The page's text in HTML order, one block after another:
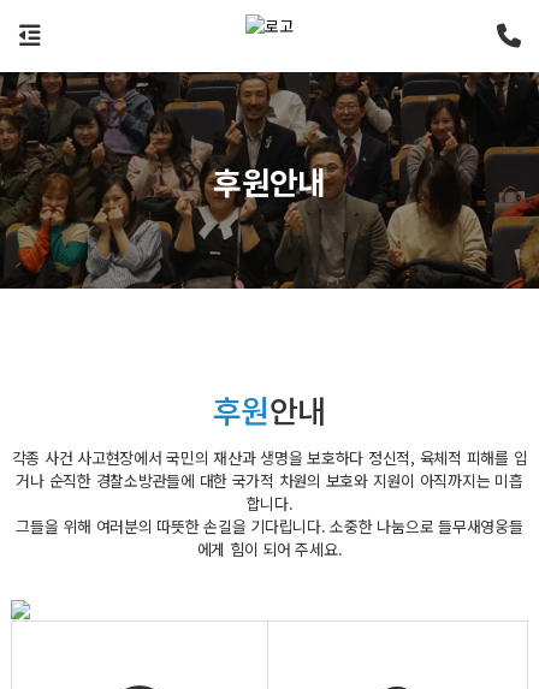
후원안내
후원안내
각종 사건 사고현장에서 국민의 재산과 생명을 보호하다 정신적, 육체적 피해를 입
거나 순직한 경찰소방관들에 대한 국가적 차원의 보호와 지원이 아직까지는 미흡
합니다.
그들을 위해 여러분의 따뜻한 손길을 기다립니다. 소중한 나눔으로 들무새영웅들
에게 힘이 되어 주세요.